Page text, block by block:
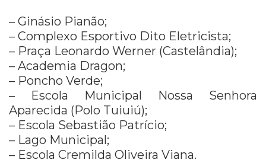
– Ginásio Pianão;
– Complexo Esportivo Dito Eletricista;
– Praça Leonardo Werner (Castelândia);
– Academia Dragon;
– Poncho Verde;
– Escola Municipal Nossa Senhora
Aparecida (Polo Tuiuiú);
– Escola Sebastião Patrício;
– Lago Municipal;
– Escola Cremilda Oliveira Viana.